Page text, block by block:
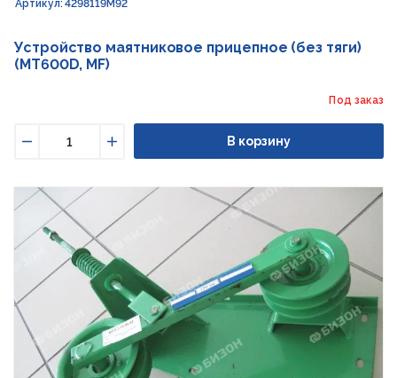
Артикул: 4298119M92
Устройство маятниковое прицепное (без тяги)
(MT600D, MF)
Под заказ
Увеличить
В корзину